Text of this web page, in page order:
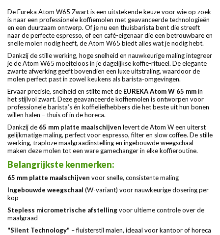
De Eureka Atom W65 Zwart is een uitstekende keuze voor wie op zoek
is naar een professionele koffiemolen met geavanceerde technologieën
en een duurzaam ontwerp. Of je nu een thuisbarista bent die streeft
naar de perfecte espresso, of een café-eigenaar die een betrouwbare en
snelle molen nodig heeft, de Atom W65 biedt alles wat je nodig hebt.
Dankzij de stille werking, hoge snelheid en nauwkeurige maling integreer
je de Atom W65 moeiteloos in je dagelijkse koffie-ritueel. De elegante
zwarte afwerking geeft bovendien een luxe uitstraling, waardoor de
molen perfect past in zowel keukens als barista-omgevingen.
Ervaar precisie, snelheid en stilte met de EUREKA Atom W 65 mmin
het stijlvol zwart. Deze geavanceerde koffiemolen is ontworpen voor
professionele barista’s én koffieliefhebbers die het beste uit hun bonen
willen halen – thuis of in de horeca.
Dankzij de 65 mm platte maalschijven levert de Atom W een uiterst
gelijkmatige maling, perfect voor espresso, filter en slow coffee. De stille
werking, traploze maalgraadinstelling en ingebouwde weegschaal
maken deze molen tot een ware gamechanger in elke koffieroutine.
Belangrijkste kenmerken:
65 mm platte maalschijven voor snelle, consistente maling
Ingebouwde weegschaal (W-variant) voor nauwkeurige dosering per
kop
Stepless micrometrische afstellingvoor ultieme controle over de
maalgraad
"Silent Technology" – fluisterstil malen, ideaal voor kantoor of horeca